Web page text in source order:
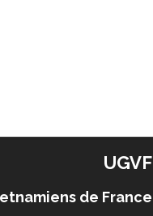
UGVF
de France